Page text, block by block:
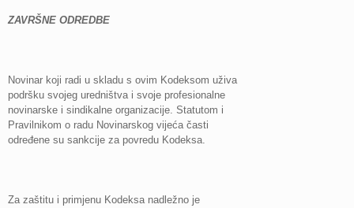
ZAVRŠNE ODREDBE
Novinar koji radi u skladu s ovim Kodeksom uživa
podršku svojeg uredništva i svoje profesionalne
novinarske i sindikalne organizacije. Statutom i
Pravilnikom o radu Novinarskog vijeća časti
određene su sankcije za povredu Kodeksa.
Za zaštitu i primjenu Kodeksa nadležno je